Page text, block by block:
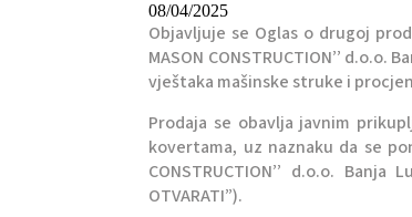
08/04/2025
Objavljuje se Oglas o drugoj
MASON CONSTRUCTION’’
vještaka mašinske struke i
Prodaja se obavlja javnim
kovertama, uz naznaku da se
CONSTRUCTION’’ d.o.o.
OTVARATI”).